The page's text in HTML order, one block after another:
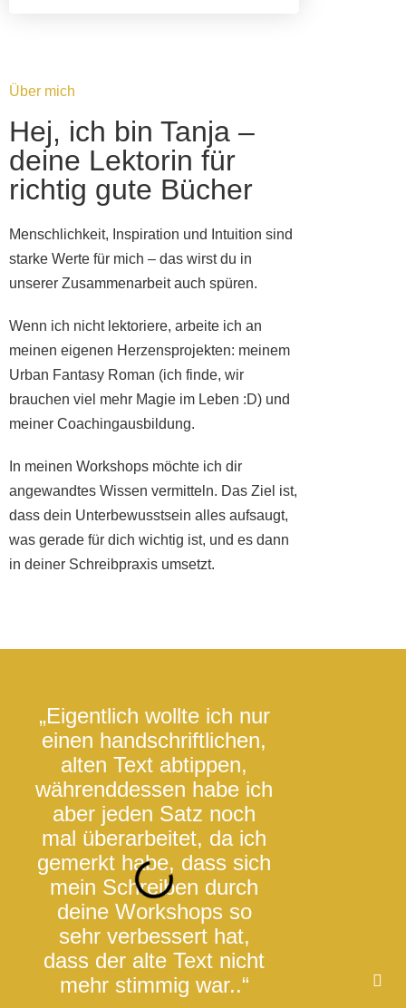
Über mich
Hej, ich bin Tanja –
deine Lektorin für
richtig gute Bücher
Menschlichkeit, Inspiration und Intuition sind
starke Werte für mich – das wirst du in
unserer Zusammenarbeit auch spüren.
Wenn ich nicht lektoriere, arbeite ich an
meinen eigenen Herzensprojekten: meinem
Urban Fantasy Roman (ich finde, wir
brauchen viel mehr Magie im Leben :D) und
meiner Coachingausbildung.
In meinen Workshops möchte ich dir
angewandtes Wissen vermitteln. Das Ziel ist,
dass dein Unterbewusstsein alles aufsaugt,
was gerade für dich wichtig ist, und es dann
in deiner Schreibpraxis umsetzt.
„Eigentlich wollte ich nur
einen handschriftlichen,
alten Text abtippen,
währenddessen habe ich
aber jeden Satz noch
mal überarbeitet, da ich
gemerkt habe, dass sich
mein Schreiben durch
deine Workshops so
sehr verbessert hat,
dass der alte Text nicht
mehr stimmig war..“